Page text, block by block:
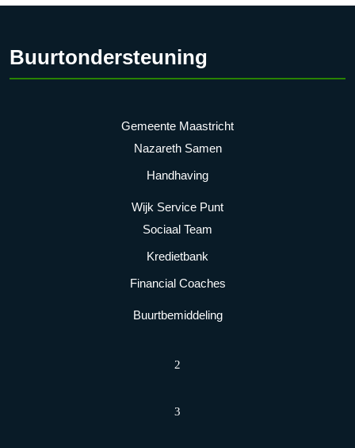
Buurtondersteuning
Gemeente Maastricht
Nazareth Samen
Handhaving
Wijk Service Punt
Sociaal Team
Kredietbank
Financial Coaches
Buurtbemiddeling
2
3